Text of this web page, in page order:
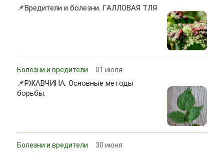
📌Вредители и болезни. ГАЛЛОВАЯ ТЛЯ
Болезни и вредители 01 июля
📌РЖАВЧИНА. Основные методы
борьбы.
Болезни и вредители 30 июня